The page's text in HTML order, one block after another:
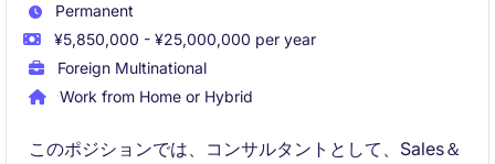
Permanent
¥5,850,000 - ¥25,000,000 per year
Foreign Multinational
Work from Home or Hybrid
このポジションでは、コンサルタントとして、Sales＆